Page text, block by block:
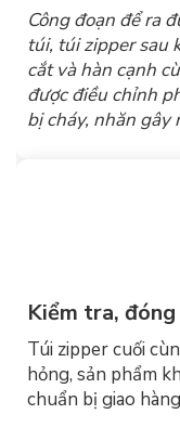
Công đoạn để ra
túi, túi zipper sau
cắt và hàn cạnh
được điều chỉnh
bị cháy, nhăn gây
Kiểm tra,
Túi zipper cuối
hỏng, sản phẩm
chuẩn bị giao